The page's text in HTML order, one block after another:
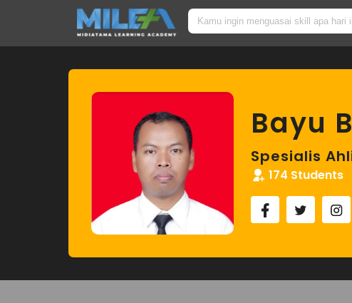
Bayu
Spesialis
174 Students